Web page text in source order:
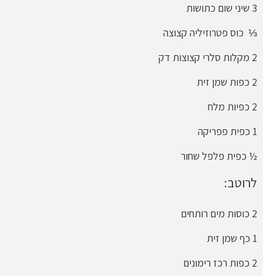
3 שיני שום כתושות
⅓ כוס פטרוזיליה קצוצה
2 מקלות סלרי קצוצות דק
2 כפות שמן זית
2 כפיות מלח
1 כפית פפריקה
½ כפית פלפל שחור
לרוטב:
2 כוסות מים רותחים
1 כף שמן זית
2 כפות רכז רימונים